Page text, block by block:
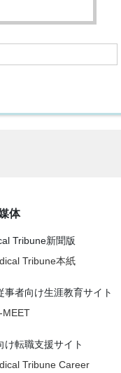
体
Tribune新聞版
Tribune本紙
事者向け生涯教育サイト
MEET
け転職支援サイト
Tribune Career